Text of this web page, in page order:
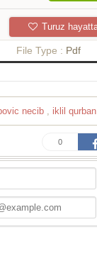
Turuz
File Type : Pdf
necib , iklil qurban
0